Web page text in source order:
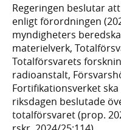
Regeringen beslutar
enligt förordningen
myndigheters
materielverk,
Totalförsvarets
radioanstalt,
Fortifikationsverket
riksdagen beslutade
totalförsvaret (prop.